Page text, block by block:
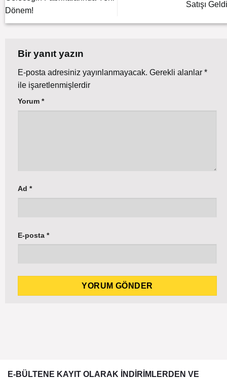
Dönem!
Satışı
Bir yanıt yazın
E-posta adresiniz yayınlanmayacak. Gerekli alanlar *
ile işaretlenmişlerdir
Yorum *
Ad *
E-posta *
E-BÜLTENE KAYIT OLARAK İNDİRİMLERDEN VE